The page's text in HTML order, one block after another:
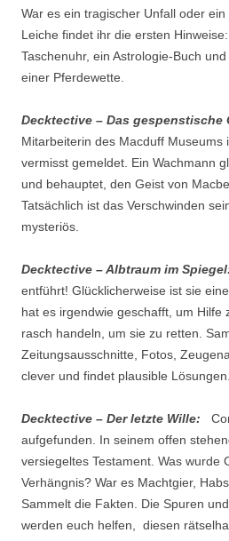
War es ein tragischer Unfall oder
Leiche findet ihr die ersten
Taschenuhr, ein Astrologie-Buch
einer Pferdewette.
Decktective – Das gespenstische
Mitarbeiterin des Macduff Museums
vermisst gemeldet. Ein Wachmann
und behauptet, den Geist von
Tatsächlich ist das Verschwinden
mysteriös.
Decktective – Albtraum im
entführt! Glücklicherweise ist sie
hat es irgendwie geschafft, um Hilfe
rasch handeln, um sie zu retten.
Zeitungsausschnitte, Fotos,
clever und findet plausible Lösungen.
Decktective – Der letzte Wille:
aufgefunden. In seinem offen
versiegeltes Testament. Was wurde
Verhängnis? War es Machtgier,
Sammelt die Fakten. Die Spuren
werden euch helfen, diesen